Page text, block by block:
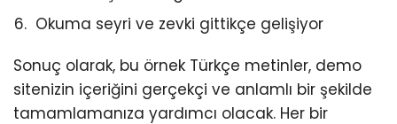
Okuma seyri ve zevki gittikçe gelişiyor
Sonuç olarak, bu örnek Türkçe metinler, demo
sitenizin içeriğini gerçekçi ve anlamlı bir şekilde
tamamlamanıza yardımcı olacak. Her bir